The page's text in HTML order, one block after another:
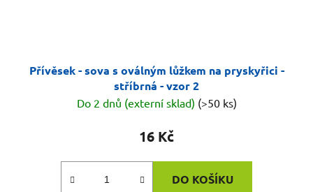
Přívěsek - sova s oválným lůžkem na pryskyřici -
stříbrná - vzor 2
Do 2 dnů (externí sklad) (>50 ks)
16 Kč
DO KOŠÍKU